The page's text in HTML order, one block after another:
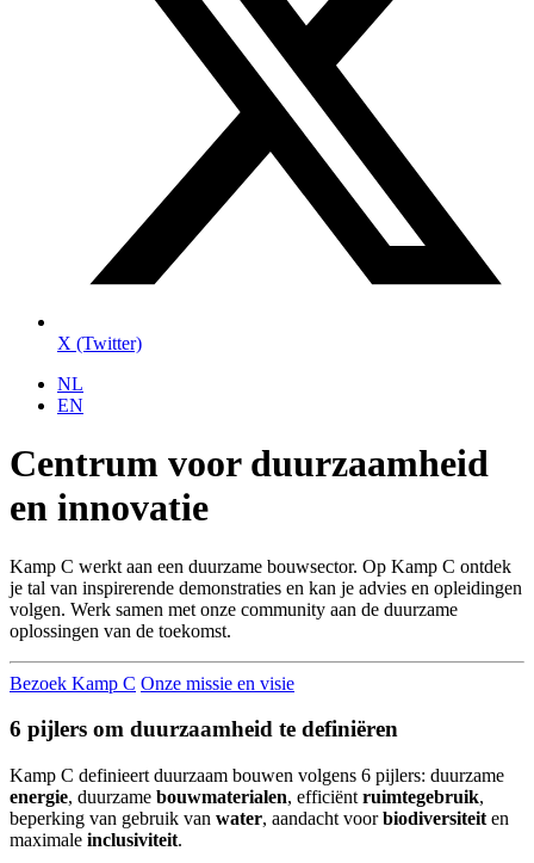
X (Twitter)
NL
EN
Centrum voor duur­zaam­heid
en innovatie
Kamp C werkt aan een duurzame bouwsector. Op Kamp C ontdek
je tal van inspirerende demonstraties en kan je advies en opleidingen
volgen. Werk samen met onze community aan de duurzame
oplossingen van de toekomst.
Bezoek Kamp C Onze missie en visie
6 pijlers om duurzaamheid te definiëren
Kamp C definieert duurzaam bouwen volgens 6 pijlers: duurzame
energie, duurzame bouwmaterialen, efficiënt ruimtegebruik,
beperking van gebruik van water, aandacht voorbiodiversiteit en
maximale inclusiviteit.